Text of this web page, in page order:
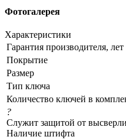
Фотогалерея
Характеристики
Гарантия производителя, лет
Покрытие
Размер
Тип ключа
Количество ключей в
?
Служит защитой от
Наличие штифта